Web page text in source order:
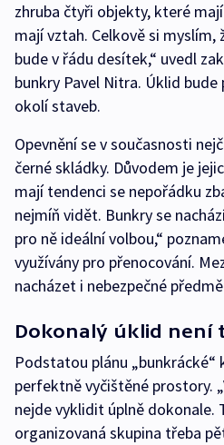
zhruba čtyři objekty, které
mají vztah. Celkově si myslím,
bude v řádu desítek,“ uvedl
bunkry Pavel Nitra. Úklid
okolí staveb.
Opevnění se v současnosti
černé skládky. Důvodem je
mají tendenci se nepořádku
nejmíň vidět. Bunkry se
pro ně ideální volbou,“
využívány pro přenocování.
nacházet i nebezpečné
Dokonalý úklid není
Podstatou plánu „bunkrácké“
perfektně vyčištěné prostory.
nejde vyklidit úplně dokonale.
organizovaná skupina třeba